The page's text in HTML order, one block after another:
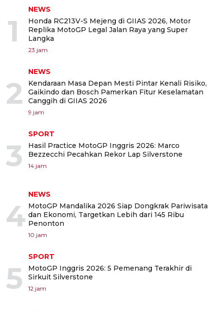
1
NEWS
Honda RC213V-S Mejeng di GIIAS 2026, Motor
Replika MotoGP Legal Jalan Raya yang Super
Langka
23 jam
2
NEWS
Kendaraan Masa Depan Mesti Pintar Kenali Risiko,
Gaikindo dan Bosch Pamerkan Fitur Keselamatan
Canggih di GIIAS 2026
9 jam
3
SPORT
Hasil Practice MotoGP Inggris 2026: Marco
Bezzecchi Pecahkan Rekor Lap Silverstone
14 jam
4
NEWS
MotoGP Mandalika 2026 Siap Dongkrak Pariwisata
dan Ekonomi, Targetkan Lebih dari 145 Ribu
Penonton
10 jam
5
SPORT
MotoGP Inggris 2026: 5 Pemenang Terakhir di
Sirkuit Silverstone
12 jam